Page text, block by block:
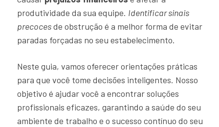
produtividade da sua equipe. Identificar sinais
precocesde obstrução é a melhor forma de evitar
paradas forçadas no seu estabelecimento.
Neste guia, vamos oferecer orientações práticas
para que você tome decisões inteligentes. Nosso
objetivo é ajudar você a encontrar soluções
profissionais eficazes, garantindo a saúde do seu
ambiente de trabalho e o sucesso contínuo do seu